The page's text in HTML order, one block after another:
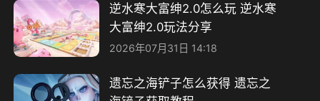
逆水寒大富绅2.0怎么玩 逆水寒
大富绅2.0玩法分享
2026年07月31日 14:18
遗忘之海铲子怎么获得 遗忘之